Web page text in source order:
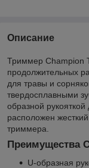
Описание
Триммер Champion
продолжительных
для травы и
твердосплавными
образной
расположен
триммера.
Преимущества
U-образная